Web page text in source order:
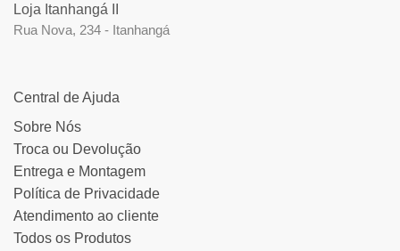
Loja Itanhangá II
Rua Nova, 234 - Itanhangá
Central de Ajuda
Sobre Nós
Troca ou Devolução
Entrega e Montagem
Política de Privacidade
Atendimento ao cliente
Todos os Produtos